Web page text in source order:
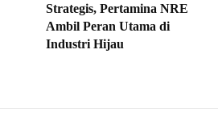
Strategis, Pertamina NRE
Ambil Peran Utama di
Industri Hijau